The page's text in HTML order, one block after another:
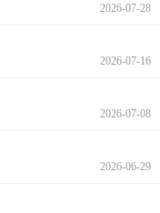
2026-07-28
2026-07-16
2026-07-08
2026-06-29